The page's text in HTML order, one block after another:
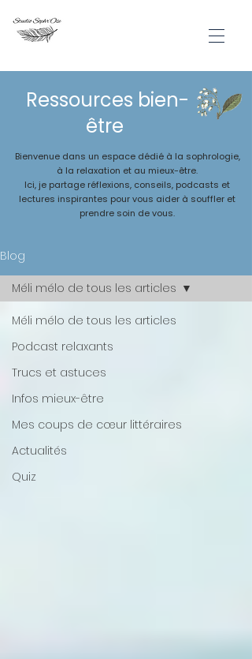
Ressources bien-
être
Bienvenue dans un espace dédié à la sophrologie,
à la relaxation et au mieux-être.
Ici, je partage réflexions, conseils, podcasts et
lectures inspirantes pour vous aider à souffler et
prendre soin de vous.
Blog
Méli mélo de tous les articles
Podcast relaxants
Trucs et astuces
Infos mieux-être
Mes coups de cœur littéraires
Actualités
Quiz
Méli mélo de tous les articles